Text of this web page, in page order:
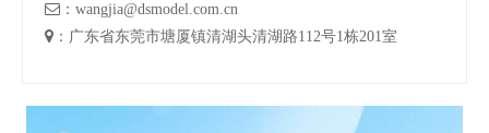
 ：wangjia@dsmodel.com.cn
 ：广东省东莞市塘厦镇清湖头清湖路112号1栋201室